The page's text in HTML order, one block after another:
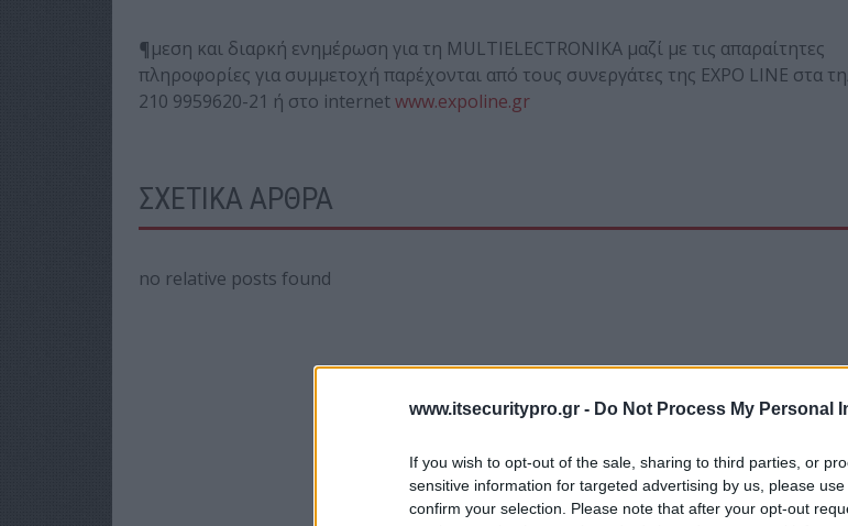
www.itsecuritypro.gr - Do Not Process My Personal
If you wish to opt-out of the sale, sharing to third parties, or
sensitive information for targeted advertising by us, please
confirm your selection. Please note that after your opt-out
¶μεση και διαρκή ενημέρωση για τη MULTIELECTRONIKA μαζί με τις απαραίτητες
πληροφορίες για συμμετοχή παρέχονται από τους συνεργάτες της EXPO LINE στα
210 9959620-21 ή στο internetwww.expoline.gr
ΣΧΕΤΙΚΑ ΑΡΘΡΑ
no relative posts found